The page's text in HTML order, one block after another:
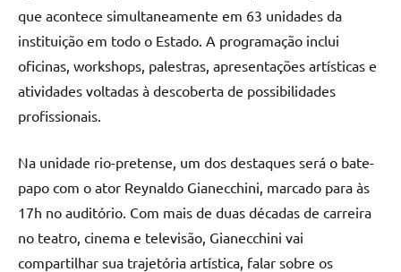
que acontece simultaneamente em 63 unidades da
instituição em todo o Estado. A programação inclui
oficinas, workshops, palestras, apresentações artísticas e
atividades voltadas à descoberta de possibilidades
profissionais.
Na unidade rio-pretense, um dos destaques será o bate-
papo com o ator Reynaldo Gianecchini, marcado para às
17h no auditório. Com mais de duas décadas de carreira
no teatro, cinema e televisão, Gianecchini vai
compartilhar sua trajetória artística, falar sobre os